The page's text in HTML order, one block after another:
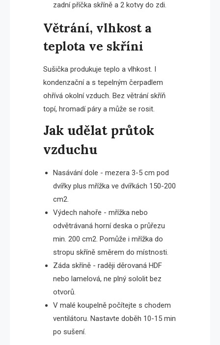
zadní příčka skříně a 2 kotvy do zdi.
Větrání, vlhkost a
teplota ve skříni
Sušička produkuje teplo a vlhkost. I
kondenzační a s tepelným čerpadlem
ohřívá okolní vzduch. Bez větrání skříň
topí, hromadí páry a může se rosit.
Jak udělat průtok
vzduchu
Nasávání dole - mezera 3-5 cm pod
dvířky plus mřížka ve dvířkách 150-200
cm2.
Výdech nahoře - mřížka nebo
odvětrávaná horní deska o průřezu
min. 200 cm2. Pomůže i mřížka do
stropu skříně směrem do místnosti.
Záda skříně - raději děrovaná HDF
nebo lamelová, ne plný sololit bez
otvorů.
V malé koupelně počítejte s chodem
ventilátoru. Nastavte doběh 10-15 min
po sušení.